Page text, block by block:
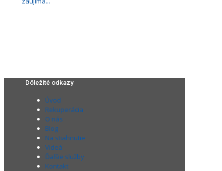
Dôležité odkazy
Úvod
Rekuperácia
O nás
Blog
Na stiahnutie
Videá
Ďalšie služby
Kontakt